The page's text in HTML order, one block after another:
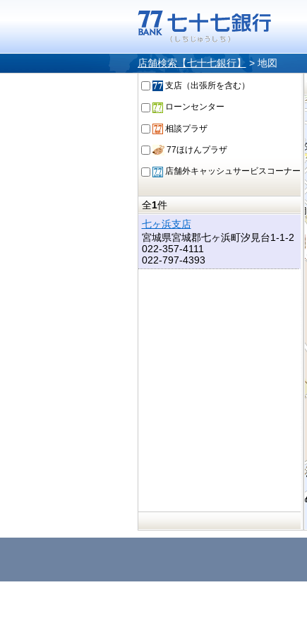
店舗検索【七十七銀行】 > 地図
支店（出張所を含む）
ローンセンター
相談プラザ
77ほけんプラザ
店舗外キャッシュサービスコーナー
全1件
七ヶ浜支店
宮城県宮城郡七ヶ浜町汐見台1-1-2
022-357-4111
022-797-4393